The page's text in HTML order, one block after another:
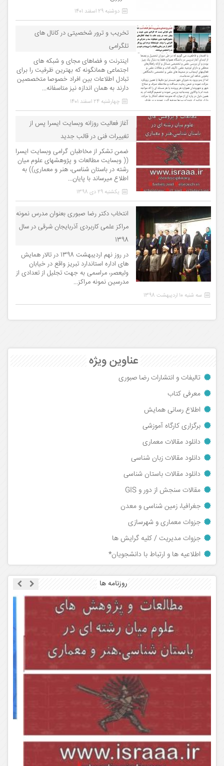
دوشنبه 29 اسفند 1401
تخریب و ترور شخصیتی در کانال های
تلگرامی
اینترنت و فضاهای مجای و شبکه های
اجتماعی همانگونه که بهترین ظرفیت را برای
تبادل اطلاعات بین افراد خصوصا متخصصین
دارند به همان اندازه نیز متاسفانه...
چهارشنبه 24 اسفند 1401
آغاز فعالیت روزانه وبسایت ایسرا پس از
تغییرات فنی در قالب جدید
ضمن تشکر از مخاطبان گرامی وبسایت ایسرا
(( وبسایت مطالعات و پژوهشهای علوم میان
رشته در باستان شناسی، هنر و معماری)) به
اطلاع میرساند با پایان...
یکشنبه 29 دی 1398
انتخاب دکتر رضا صبوری بعنوان مدرس نمونه
مراکز علمی کاربردی آذربایجان شرقی در سال
1398
در روز نهم اردیبهشت 1398 در تالار همایش
های اداره استاندارد تبریز واقع در خیابان
ولیعصر، مراسمی به جهت تجلیل از تعدادی از
مدرسین نمونه مراکز...
سه شنبه 10 اردیبهشت 1398
عناوین ویژه
تالیفات و انتشارات رضا صبوری
معرفی کتاب
اطلاع رسانی همایش
برگزاری کارگاه آموزشی
دانلود مقالات معماری
دانلود مقالات زبان شناسی
دانلود مقالات باستان شناسی
مقالات سنجش از دور و GIS
جغرافیا، زمین شناسی و معدن
جزوات معماری و شهرسازی
جزوات مدیریت / کلیه گرایش ها
اطلاعیه ها و ارتباط با دانشجویان*
روزنامه ها